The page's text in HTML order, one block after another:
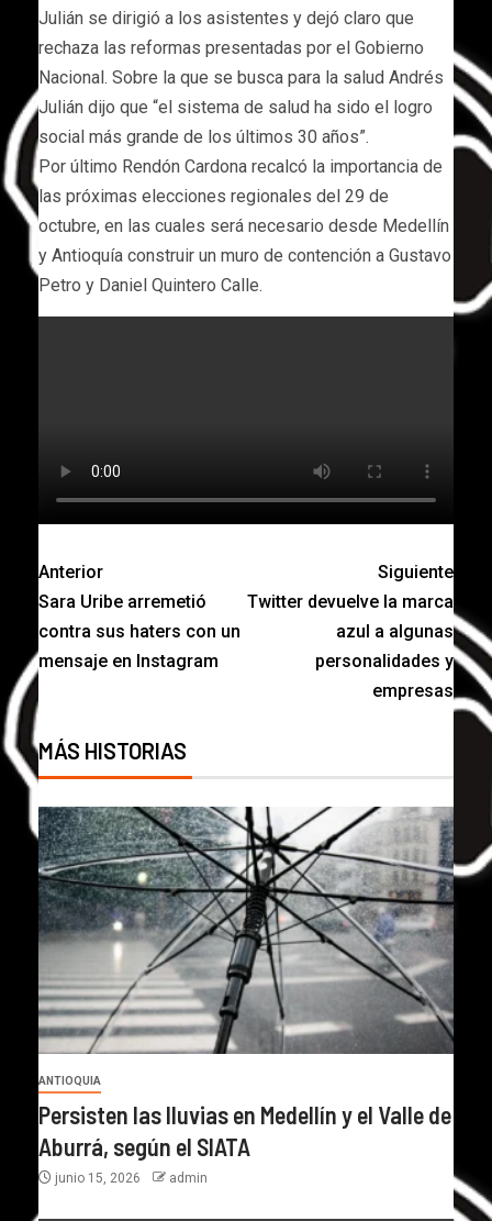
Julián se dirigió a los asistentes y dejó claro que
rechaza las reformas presentadas por el Gobierno
Nacional. Sobre la que se busca para la salud Andrés
Julián dijo que “el sistema de salud ha sido el logro
social más grande de los últimos 30 años”.
Por último Rendón Cardona recalcó la importancia de
las próximas elecciones regionales del 29 de
octubre, en las cuales será necesario desde Medellín
y Antioquía construir un muro de contención a Gustavo
Petro y Daniel Quintero Calle.
Anterior
Sara Uribe arremetió
contra sus haters con un
mensaje en Instagram
Siguiente
Twitter devuelve la marca
azul a algunas
personalidades y
empresas
MÁS HISTORIAS
ANTIOQUIA
Persisten las lluvias en Medellín y el Valle de
Aburrá, según el SIATA
junio 15, 2026 admin